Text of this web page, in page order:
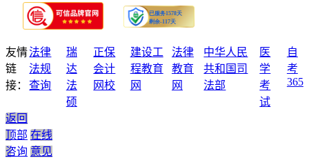
友情
链
接：
法律
法规
查询
瑞
达
法
硕
正保
会计
网校
建设工
程教育
网
法律
教育
网
中华人民
共和国司
法部
医
学
考
试
自
考
365
返回
顶部 在线
咨询 意见